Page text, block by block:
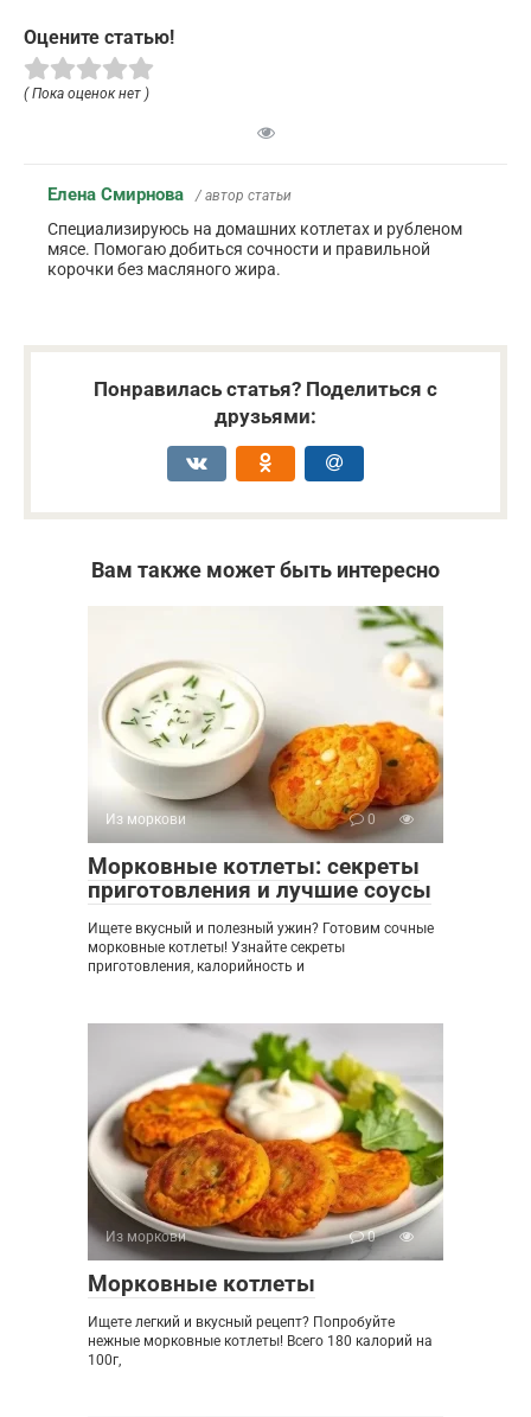
Оцените статью!
( Пока оценок нет )
Елена Смирнова / автор статьи
Специализируюсь на домашних котлетах и рубленом
мясе. Помогаю добиться сочности и правильной
корочки без масляного жира.
Понравилась статья? Поделиться с
друзьями:
Вам также может быть интересно
Из моркови 0
Морковные котлеты: секреты
приготовления и лучшие соусы
Ищете вкусный и полезный ужин? Готовим сочные
морковные котлеты! Узнайте секреты
приготовления, калорийность и
Из моркови 0
Морковные котлеты
Ищете легкий и вкусный рецепт? Попробуйте
нежные морковные котлеты! Всего 180 калорий на
100г,